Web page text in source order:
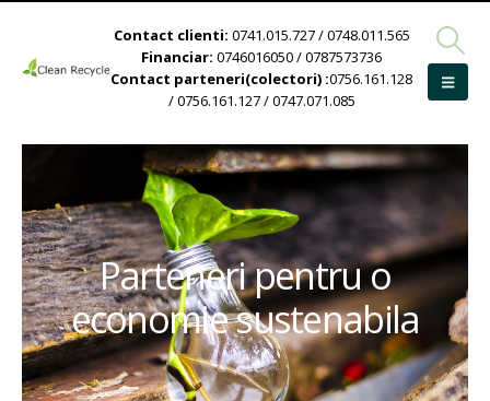
Contact clienti: 0741.015.727 / 0748.011.565
Financiar: 0746016050 / 0787573736
Contact parteneri(colectori) :0756.161.128
/ 0756.161.127 / 0747.071.085
Parteneri pentru o
economie sustenabila